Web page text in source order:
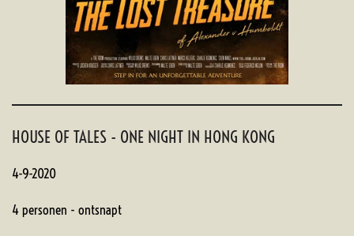
HOUSE OF TALES - ONE NIGHT IN HONG KONG
4-9-2020
4 personen - ontsnapt